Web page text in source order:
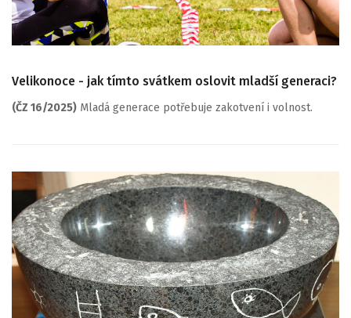
Velikonoce - jak tímto svátkem oslovit mladší generaci?
(ČZ 16/2025) Mladá generace potřebuje zakotvení i volnost.